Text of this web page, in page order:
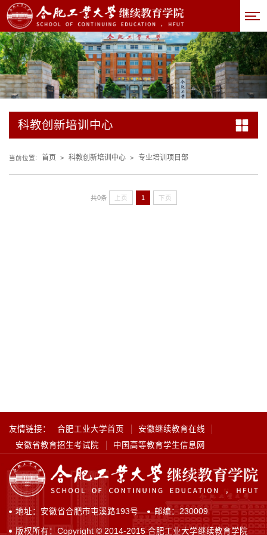
科教创新培训中心
当前位置: 首页 > 科教创新培训中心 > 专业培训项目部
共0条 上页 1 下页
友情链接： 合肥工业大学首页
安徽继续教育在线
安徽省教育招生考试院
中国高等教育学生信息网
地址：安徽省合肥市屯溪路193号 邮编：230009
版权所有：Copyright © 2014-2015 合肥工业大学继续教育学院